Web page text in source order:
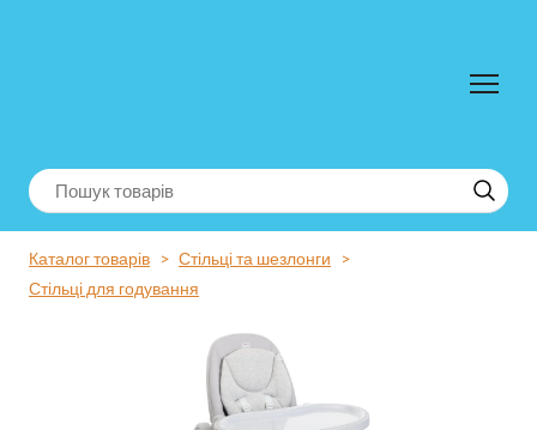
Каталог товарів
Стільці та шезлонги
Стільці для годування